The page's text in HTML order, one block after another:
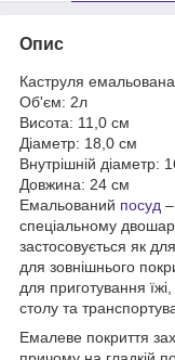
Опис
Каструля
Об'єм: 2л
Висота: 11,0 см
Діаметр: 18,0 см
Внутрішній діаметр:
Довжина: 24 см
Емальований посуд
спеціальному
застосовується як
для зовнішнього
для приготування їжі,
столу та
Емалеве покриття